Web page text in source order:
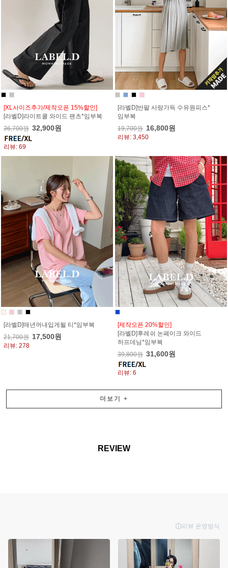
[XL사이즈추가/제작오픈 15%할인]
[라벨D]라이트쿨 와이드 팬츠*임부복
36,700원 32,900원
리뷰: 69
[라벨D]반팔 사랑가득 수유원피스*
임부복
19,700원 16,800원
리뷰: 3,450
[라벨D]매년꺼내입게될 티*임부복
21,700원 17,500원
리뷰: 278
[제작오픈 20%할인]
[라벨D]후레쉬 논페이크 와이드
하프데님*임부복
39,800원 31,600원
리뷰: 6
더보기 +
REVIEW